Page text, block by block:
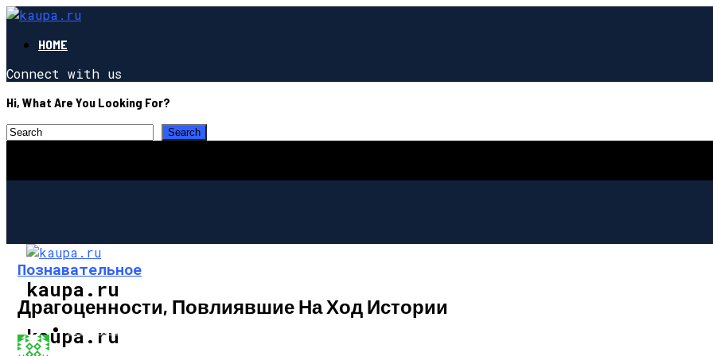
HOME
Connect with us
Hi, What Are You Looking For?
kaupa.ru
kaupa.ru
Познавательное
Драгоценности, Повлиявшие На Ход Истории